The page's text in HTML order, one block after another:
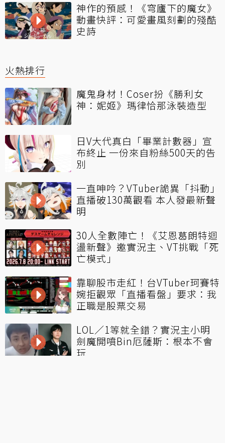
神作的預感！《穹廬下的魔女》
動畫快評：可愛畫風刻劃的殘酷
史詩
火熱排行
魔鬼身材！Coser扮《勝利女
神：妮姬》瑪律恰那泳裝造型
日V大代真白「畢業計數器」宣
布終止 一份來自粉絲500天的告
別
一直呻吟？VTuber詭異「抖動」
直播破130萬觀看 本人發最新聲
明
30人全數陣亡！《艾恩葛朗特迴
盪新聲》邀實況主、VT挑戰「死
亡模式」
靠聊股市走紅！台VTuber珂賽特
婉拒觀眾「直播看盤」要求：我
正職是股票交易
LOL／1等就全錯？實況主小明
劍魔開噴Bin厄薩斯：根本不會
玩